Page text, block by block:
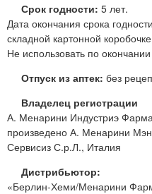
Срок годности: 5 лет.
Дата окончания срока
складной картонной
Не использовать по
Отпуск из аптек: без
Владелец регистрации
А. Менарини Индустриэ
произведено А. Менарини
Сервисиз С.р.Л., Италия
Дистрибьютор:
«Берлин-Хеми/Менарини